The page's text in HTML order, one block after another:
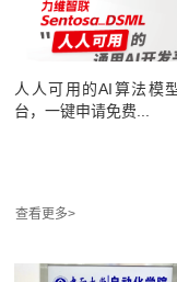
人人可用的AI算法模
台，一键申请免费...